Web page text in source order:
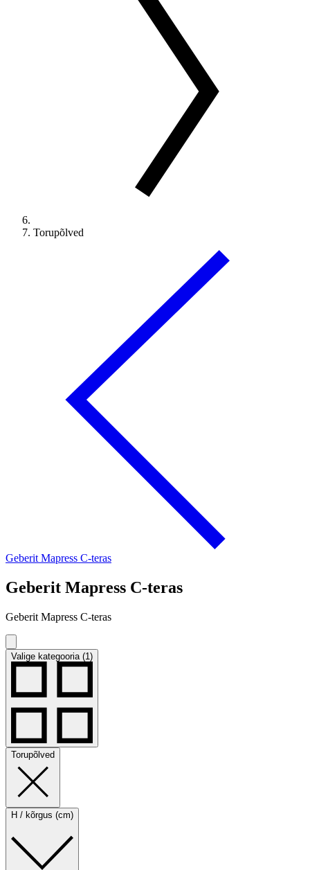
Torupõlved
Geberit Mapress C-teras
Geberit Mapress C-teras
Geberit Mapress C-teras
Valige kategooria (1)
Torupõlved
H / kõrgus (cm)